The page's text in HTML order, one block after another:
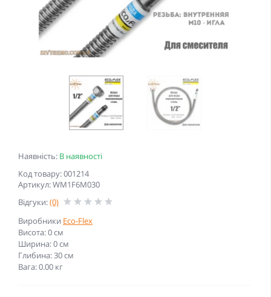
Наявність: В наявності
Код товару: 001214
Артикул: WM1F6M030
Відгуки:(0)
Виробники Eco-Flex
Висота: 0 см
Ширина: 0 см
Глибина: 30 см
Вага: 0.00 кг